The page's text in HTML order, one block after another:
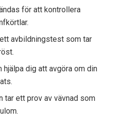
för att kontrollera
avbildningstest som tar
dig att avgöra om din
tar ett prov av vävnad som